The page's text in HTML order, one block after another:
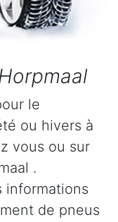
le
ou hivers à
vous ou sur
.
informations
de pneus